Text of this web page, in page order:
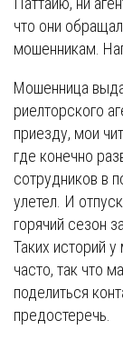
что они
мошенникам.
Мошенница
риелторского
приезду, мои
где конечно
сотрудников в
улетел. И
горячий сезон
Таких историй
часто, так что
поделиться
предостеречь.